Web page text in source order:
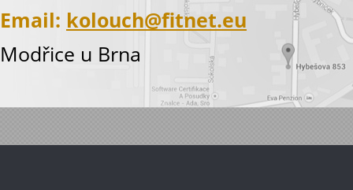
Email: kolouch@fitnet.eu
Modřice u Brna